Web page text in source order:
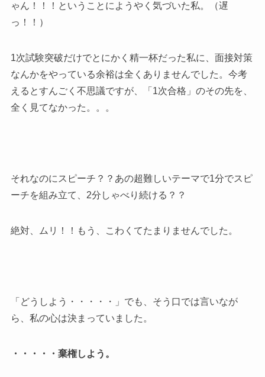
ゃん！！！ということにようやく気づいた私。（遅
っ！！）
1次試験突破だけでとにかく精一杯だった私に、面接対策
なんかをやっている余裕は全くありませんでした。今考
えるとすんごく不思議ですが、「1次合格」のその先を、
全く見てなかった。。。
それなのにスピーチ？？あの超難しいテーマで1分でスピ
ーチを組み立て、2分しゃべり続ける？？
絶対、ムリ！！もう、こわくてたまりませんでした。
「どうしよう・・・・・」でも、そう口では言いなが
ら、私の心は決まっていました。
・・・・・棄権しよう。